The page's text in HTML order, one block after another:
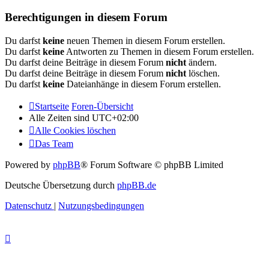
Berechtigungen in diesem Forum
Du darfst keine neuen Themen in diesem Forum erstellen.
Du darfst keine Antworten zu Themen in diesem Forum erstellen.
Du darfst deine Beiträge in diesem Forum nicht ändern.
Du darfst deine Beiträge in diesem Forum nicht löschen.
Du darfst keine Dateianhänge in diesem Forum erstellen.
Startseite Foren-Übersicht
Alle Zeiten sind UTC+02:00
Alle Cookies löschen
Das Team
Powered by phpBB® Forum Software © phpBB Limited
Deutsche Übersetzung durch phpBB.de
Datenschutz | Nutzungsbedingungen